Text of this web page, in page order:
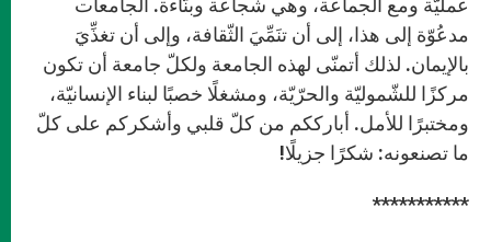
عمليّة ومع الجماعة، وهي شجاعة وبنّاءة. الجامعات
مدعُوّة إلى هذا، إلى أن تنَمِّيَ الثّقافة، وإلى أن تغذِّيَ
بالإيمان. لذلك أتمنّى لهذه الجامعة ولكلّ جامعة أن تكون
مركزًا للشّموليّة والحرّيّة، ومشغلًا خصبًا لبناء الإنسانيّة،
ومختبرًا للأمل. أبارككم من كلّ قلبي وأشكركم على كلّ
ما تصنعونه: شكرًا جزيلًا!
***********